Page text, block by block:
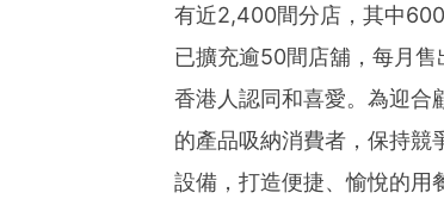
有近2,400間分店，其中
已擴充逾50間店舖，每月
香港人認同和喜愛。為迎合
的產品吸納消費者，保持競
設備，打造便捷、愉悅的用